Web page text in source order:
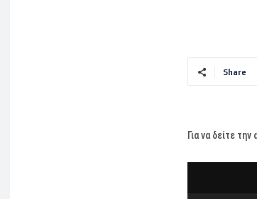
Share
Για να δείτε